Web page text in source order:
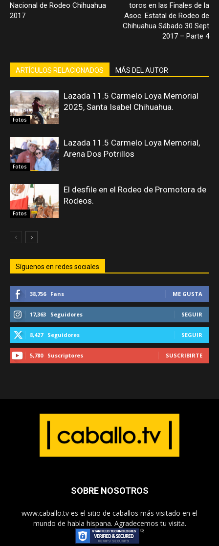
Nacional de Rodeo Chihuahua
2017
toros en las Finales de la
Asoc. Estatal de Rodeo de
Chihuahua Sábado 30 Sept
2017 – Parte 4
ARTÍCULOS RELACIONADOS MÁS DEL AUTOR
Fotos
Lazada 11.5 Carmelo Loya Memorial
2025, Santa Isabel Chihuahua.
Fotos
Lazada 11.5 Carmelo Loya Memorial,
Arena Dos Potrillos
Fotos
El desfile en el Rodeo de Promotora de
Rodeos.
Síguenos en redes sociales
38,756 Fans ME GUSTA
17,363 Seguidores SEGUIR
8,427 Seguidores SEGUIR
5,780 Suscriptores SUSCRIBIRTE
SOBRE NOSOTROS
www.caballo.tv es el sitio de caballos más visitado en el
mundo de habla hispana. Agradecemos tu visita.